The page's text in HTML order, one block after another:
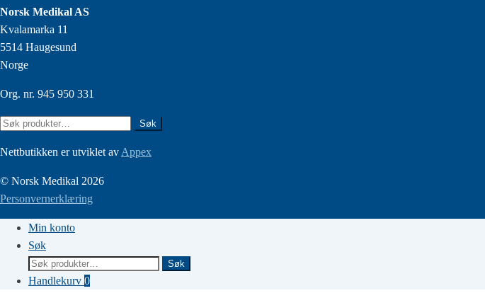
Norsk Medikal AS
Kvalamarka 11
5514 Haugesund
Norge
Org. nr. 945 950 331
Søk
Søk
Nettbutikken er utviklet av Appex
© Norsk Medikal 2026
Personvernerklæring
Min konto
Søk
Søk
etter:
Søk
Handlekurv 0